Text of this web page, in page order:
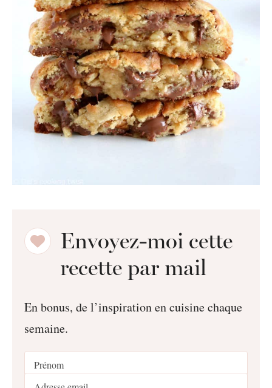
Envoyez-moi cette
recette par mail
En bonus, de l’inspiration en cuisine chaque
semaine.